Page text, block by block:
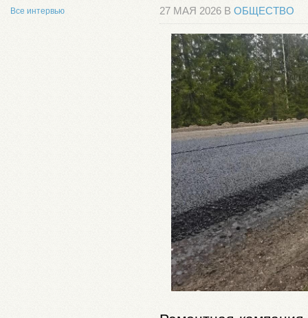
Все интервью
27 МАЯ 2026 В ОБЩЕСТВО